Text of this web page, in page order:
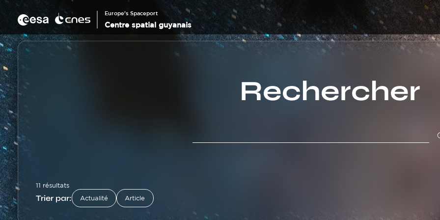
Panneau de gestion des cookies
Aller
contenu
principal
Europe's Spaceport
Centre spatial guyanais
Rechercher
11 résultats
Trier par: Actualité Article